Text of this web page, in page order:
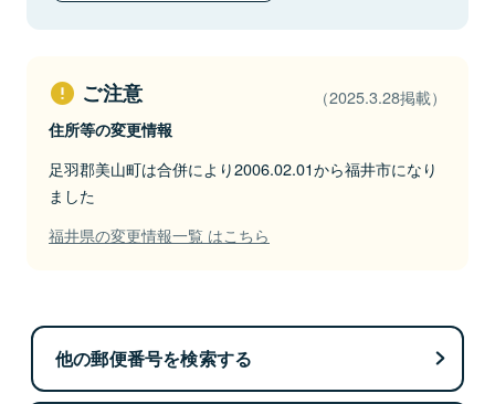
ご注意 （2025.3.28掲載）
住所等の変更情報
足羽郡美山町は合併により2006.02.01から福井市になり
ました
福井県の変更情報一覧 はこちら
他の郵便番号を検索する